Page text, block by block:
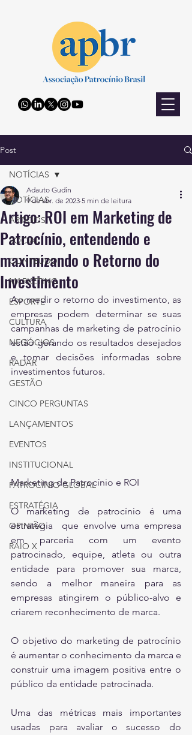
Post
NOTÍCIAS
ARTIGOS
SOCIAL
CONTEÚDO
MARKETING
ESPORTE
CULTURA
NEGÓCIOS
RADAR
GESTÃO
CINCO PERGUNTAS
LANÇAMENTOS
EVENTOS
INSTITUCIONAL
PATROCÍNIO GLOBAL
ESTRATÉGIA
OPINIÃO
RAIO X
NOTÍCIAS
Artigo: ROI em Marketing de
Patrocínio, entendendo e
maximizando o Retorno do
Investimento
Adauto Gudin
9 de abr. de 2023 5 min de leitura
Ao medir o retorno do investimento, as
empresas podem determinar se suas
campanhas de marketing de patrocínio
estão gerando os resultados desejados
e tomar decisões informadas sobre
investimentos futuros.
Marketing de Patrocínio e ROI
O marketing de patrocínio é uma
estratégia  que envolve uma empresa
em parceria com um evento
patrocinado, equipe, atleta ou outra
entidade para promover sua marca,
sendo a melhor maneira para as
empresas atingirem o público-alvo e
criarem reconhecimento de marca.
O objetivo do marketing de patrocínio
é aumentar o conhecimento da marca e
construir uma imagem positiva entre o
público da entidade patrocinada.
Uma das métricas mais importantes
usadas para avaliar o sucesso do